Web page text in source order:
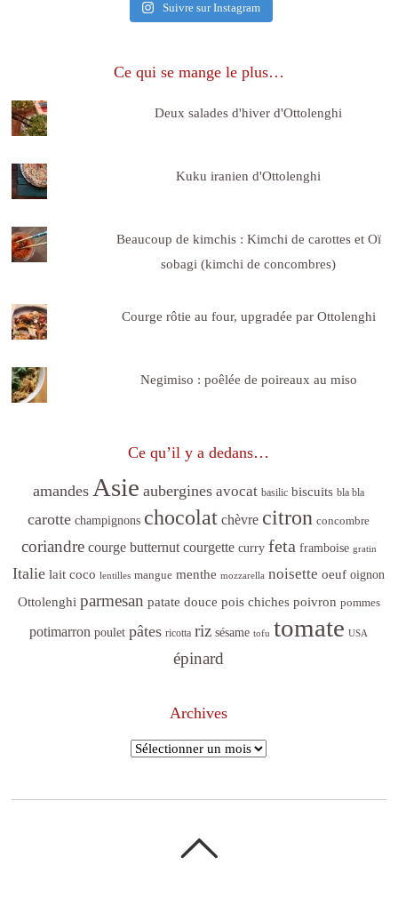
Suivre sur Instagram
Ce qui se mange le plus…
Deux salades d'hiver d'Ottolenghi
Kuku iranien d'Ottolenghi
Beaucoup de kimchis : Kimchi de carottes et Oï
sobagi (kimchi de concombres)
Courge rôtie au four, upgradée par Ottolenghi
Negimiso : poêlée de poireaux au miso
Ce qu’il y a dedans…
amandes Asie aubergines avocat basilic biscuits bla bla
carotte champignons chocolat chèvre citron concombre
coriandre courge butternut courgette curry feta framboise gratin
Italie lait coco lentilles mangue menthe mozzarella noisette oeuf oignon
Ottolenghi parmesan patate douce pois chiches poivron pommes
potimarron poulet pâtes ricotta riz sésame tofu tomate USA
épinard
Archives
Archives